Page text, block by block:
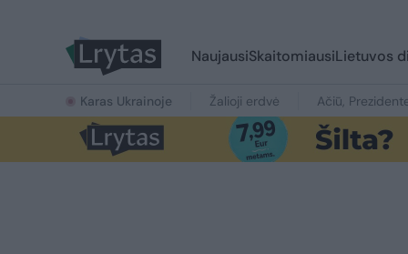
NaujausiSkaitomiausiLietuvos
Karas Ukrainoje Žalioji erdvė Ačiū,